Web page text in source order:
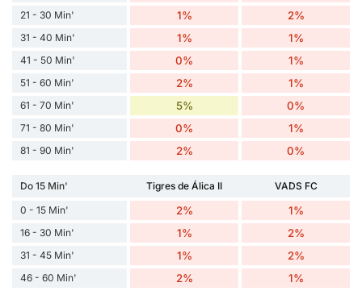
21 - 30 Min' 1% 2%
31 - 40 Min' 1% 1%
41 - 50 Min' 0% 1%
51 - 60 Min' 2% 1%
61 - 70 Min' 5% 0%
71 - 80 Min' 0% 1%
81 - 90 Min' 2% 0%
Do 15 Min' Tigres de Álica II
VADS FC
0 - 15 Min'
2% 1%
16 - 30 Min' 1% 2%
31 - 45 Min' 1% 2%
46 - 60 Min' 2% 1%